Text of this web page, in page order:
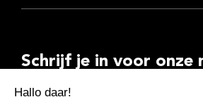
Schrijf je in voor onze